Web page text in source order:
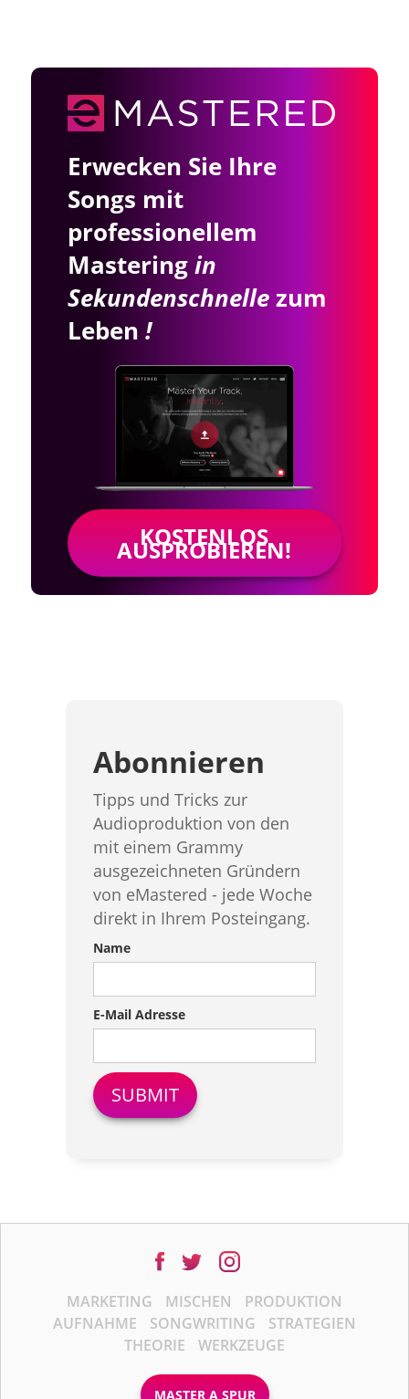
Erwecken Sie Ihre
Songs mit
professionellem
Masteringin
Sekundenschnellezum
Leben !
KOSTENLOS
AUSPROBIEREN!
Abonnieren
Tipps und Tricks zur
Audioproduktion von den
mit einem Grammy
ausgezeichneten Gründern
von eMastered - jede Woche
direkt in Ihrem Posteingang.
Name
E-Mail Adresse
MARKETING MISCHEN
PRODUKTION
AUFNAHME
SONGWRITING
STRATEGIEN
THEORIE
WERKZEUGE
MASTER A SPUR